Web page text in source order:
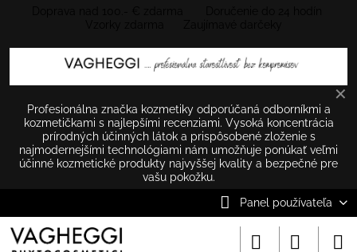
✕
Profesionálna značka kozmetiky odporúčaná odborníkmi a
kozmetičkami s najlepšími recenziami. Vysoká koncentrácia
prírodných účinných látok a prispôsobené zloženie s
najmodernejšími technológiami nám umožňuje ponúkať veľmi
účinné kozmetické produkty najvyššej kvality a bezpečné pre
vašu pokožku.
Panel používateľa